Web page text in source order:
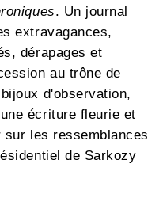
. Un journal
extravagances,
dérapages et
au trône de
d'observation,
écriture fleurie et
les ressemblances
de Sarkozy
avec malice les